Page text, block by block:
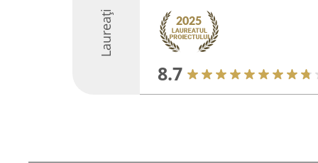
Laureați
8.7